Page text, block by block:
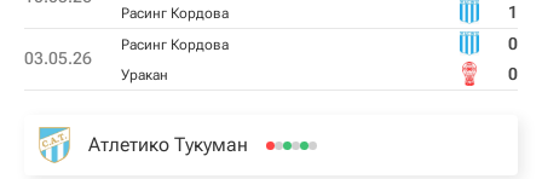
Расинг Кордова 1
03.05.26
Расинг Кордова 0
Уракан 0
Атлетико Тукуман